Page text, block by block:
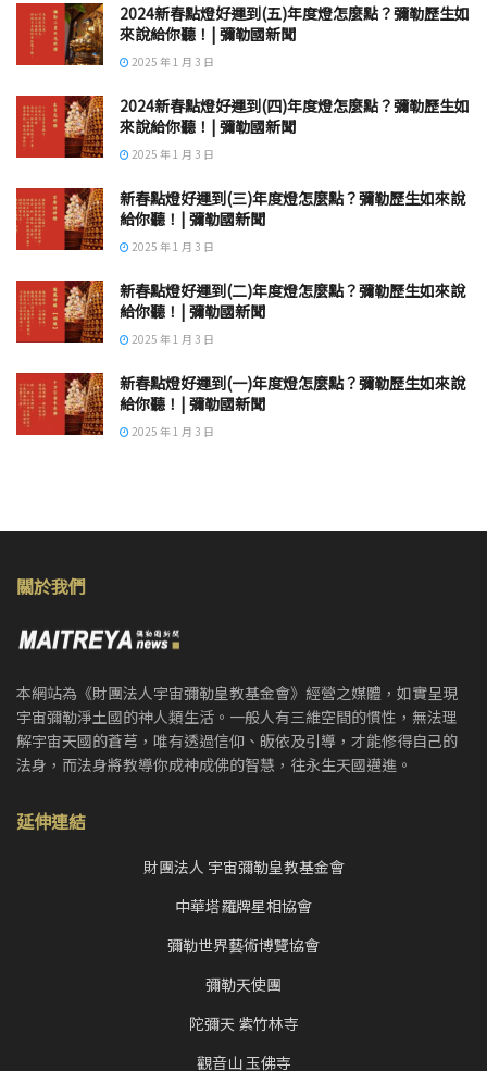
2024新春點燈好運到(五)年度燈怎麼點？彌勒歷生如
來說給你聽！| 彌勒國新聞
2025 年 1 月 3 日
2024新春點燈好運到(四)年度燈怎麼點？彌勒歷生如
來說給你聽！| 彌勒國新聞
2025 年 1 月 3 日
新春點燈好運到(三)年度燈怎麼點？彌勒歷生如來說
給你聽！| 彌勒國新聞
2025 年 1 月 3 日
新春點燈好運到(二)年度燈怎麼點？彌勒歷生如來說
給你聽！| 彌勒國新聞
2025 年 1 月 3 日
新春點燈好運到(一)年度燈怎麼點？彌勒歷生如來說
給你聽！| 彌勒國新聞
2025 年 1 月 3 日
關於我們
本網站為《財團法人宇宙彌勒皇教基金會》經營之媒體，如實呈現
宇宙彌勒淨土國的神人類生活。一般人有三維空間的慣性，無法理
解宇宙天國的蒼芎，唯有透過信仰、皈依及引導，才能修得自己的
法身，而法身將教導你成神成佛的智慧，往永生天國邁進。
延伸連結
財團法人 宇宙彌勒皇教基金會
中華塔羅牌星相協會
彌勒世界藝術博覽協會
彌勒天使團
陀彌天 紫竹林寺
觀音山 玉佛寺